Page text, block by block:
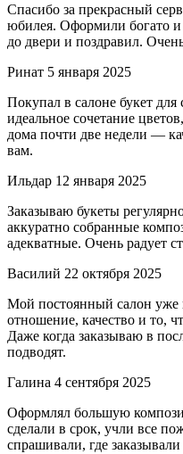
Спасибо за прекрасный
юбилея. Оформили богато и
до двери и поздравил.
Ринат 5 января 2025
Покупал в салоне букет
идеальное сочетание
дома почти две недели —
вам.
Ильдар 12 января 2025
Заказываю букеты
аккуратно собранные
адекватные. Очень радует
Василий 22 октября 2025
Мой постоянный салон уже
отношение, качество и то,
Даже когда заказываю в
подводят.
Галина 4 сентября 2025
Оформлял большую
сделали в срок, учли все
спрашивали, где